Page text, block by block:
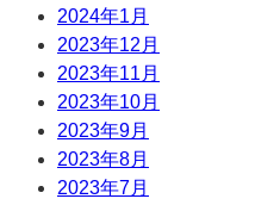
2024年1月
2023年12月
2023年11月
2023年10月
2023年9月
2023年8月
2023年7月